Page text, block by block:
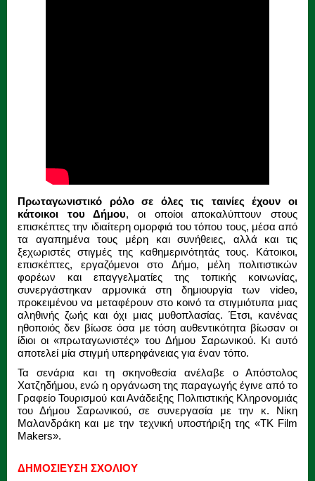
Πρωταγωνιστικό ρόλο σε όλες τις ταινίες έχουν οι
κάτοικοι του Δήμου, οι οποίοι αποκαλύπτουν στους
επισκέπτες την ιδιαίτερη ομορφιά του τόπου τους, μέσα από
τα αγαπημένα τους μέρη και συνήθειες, αλλά και τις
ξεχωριστές στιγμές της καθημερινότητάς τους. Κάτοικοι,
επισκέπτες, εργαζόμενοι στο Δήμο, μέλη πολιτιστικών
φορέων και επαγγελματίες της τοπικής κοινωνίας,
συνεργάστηκαν αρμονικά στη δημιουργία των video,
προκειμένου να μεταφέρουν στο κοινό τα στιγμιότυπα μιας
αληθινής ζωής και όχι μιας μυθοπλασίας. Έτσι, κανένας
ηθοποιός δεν βίωσε όσα με τόση αυθεντικότητα βίωσαν οι
ίδιοι οι «πρωταγωνιστές» του Δήμου Σαρωνικού. Κι αυτό
αποτελεί μία στιγμή υπερηφάνειας για έναν τόπο.
Τα σενάρια και τη σκηνοθεσία ανέλαβε ο Απόστολος
Χατζηδήμου, ενώ η οργάνωση της παραγωγής έγινε από το
Γραφείο Τουρισμού και Ανάδειξης Πολιτιστικής Κληρονομιάς
του Δήμου Σαρωνικού, σε συνεργασία με την κ. Νίκη
Μαλανδράκη και με την τεχνική υποστήριξη της «ΤΚ Film
Makers».
ΔΗΜΟΣΙΕΥΣΗ ΣΧΟΛΙΟΥ